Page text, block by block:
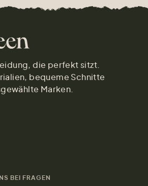
die perfekt sitzt.
bequeme Schnitte
Marken.
BEI FRAGEN